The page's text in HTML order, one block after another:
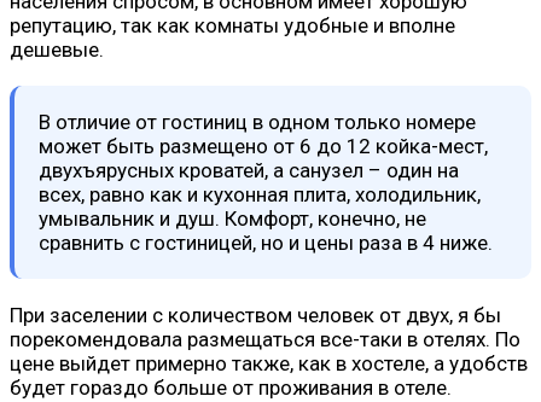
репутацию, так как комнаты удобные и вполне
дешевые.
В отличие от гостиниц в одном только номере
может быть размещено от 6 до 12 койка-мест,
двухъярусных кроватей, а санузел – один на
всех, равно как и кухонная плита, холодильник,
умывальник и душ. Комфорт, конечно, не
сравнить с гостиницей, но и цены раза в 4 ниже.
При заселении с количеством человек от двух, я бы
порекомендовала размещаться все-таки в отелях. По
цене выйдет примерно также, как в хостеле, а удобств
будет гораздо больше от проживания в отеле.